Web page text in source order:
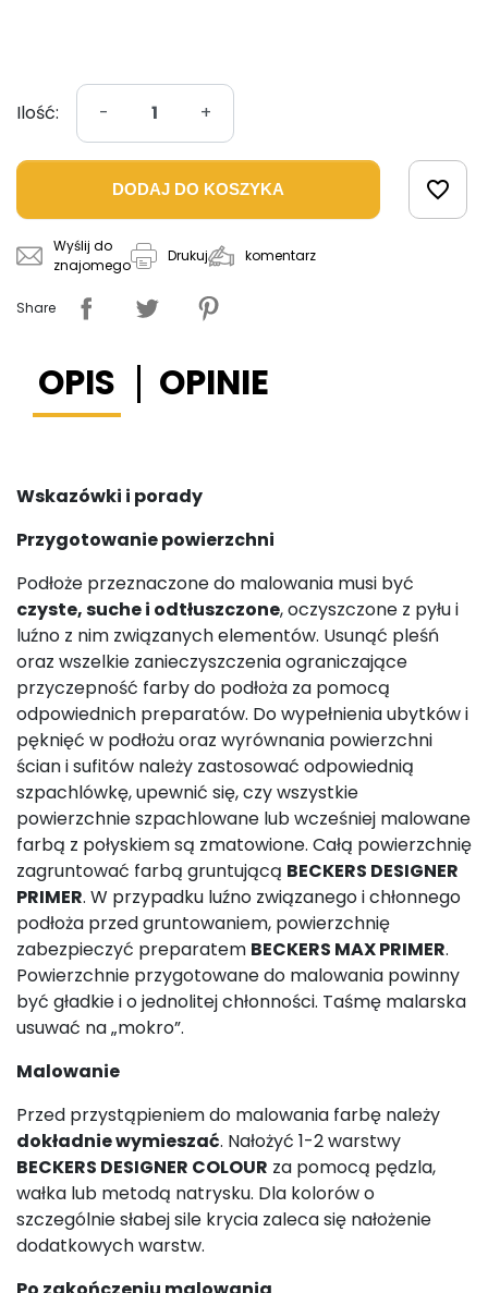
Ilość: - +
DODAJ DO KOSZYKA favorite_border
Wyślij do
znajomego
Drukuj komentarz
Share
OPIS OPINIE
Wskazówki i porady
Przygotowanie powierzchni
Podłoże przeznaczone do malowania musi być
czyste, suche i odtłuszczone, oczyszczone z pyłu i
luźno z nim związanych elementów. Usunąć pleśń
oraz wszelkie zanieczyszczenia ograniczające
przyczepność farby do podłoża za pomocą
odpowiednich preparatów. Do wypełnienia ubytków i
pęknięć w podłożu oraz wyrównania powierzchni
ścian i sufitów należy zastosować odpowiednią
szpachlówkę, upewnić się, czy wszystkie
powierzchnie szpachlowane lub wcześniej malowane
farbą z połyskiem są zmatowione. Całą powierzchnię
zagruntować farbą gruntującą BECKERS DESIGNER
PRIMER. W przypadku luźno związanego i chłonnego
podłoża przed gruntowaniem, powierzchnię
zabezpieczyć preparatem BECKERS MAX PRIMER.
Powierzchnie przygotowane do malowania powinny
być gładkie i o jednolitej chłonności. Taśmę malarska
usuwać na „mokro”.
Malowanie
Przed przystąpieniem do malowania farbę należy
dokładnie wymieszać. Nałożyć 1-2 warstwy
BECKERS DESIGNER COLOUR za pomocą pędzla,
wałka lub metodą natrysku. Dla kolorów o
szczególnie słabej sile krycia zaleca się nałożenie
dodatkowych warstw.